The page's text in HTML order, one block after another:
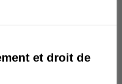
particulier, effectuez
(prénom, nom de
et droit de